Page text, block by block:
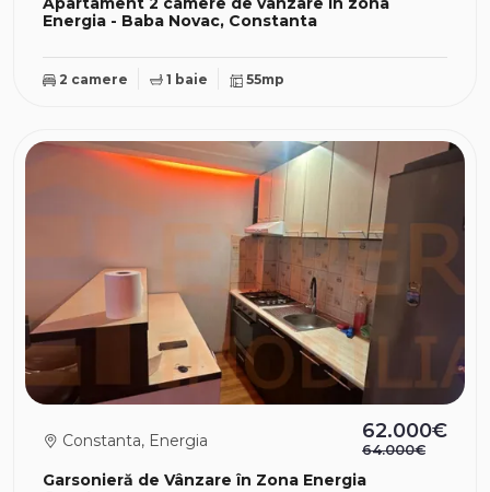
Energia - Baba Novac, Constanta
2 camere 1 baie 55mp
Garsonieră de Vânzare în Zona Energia
Constanta, Energia 62.000€
64.000€